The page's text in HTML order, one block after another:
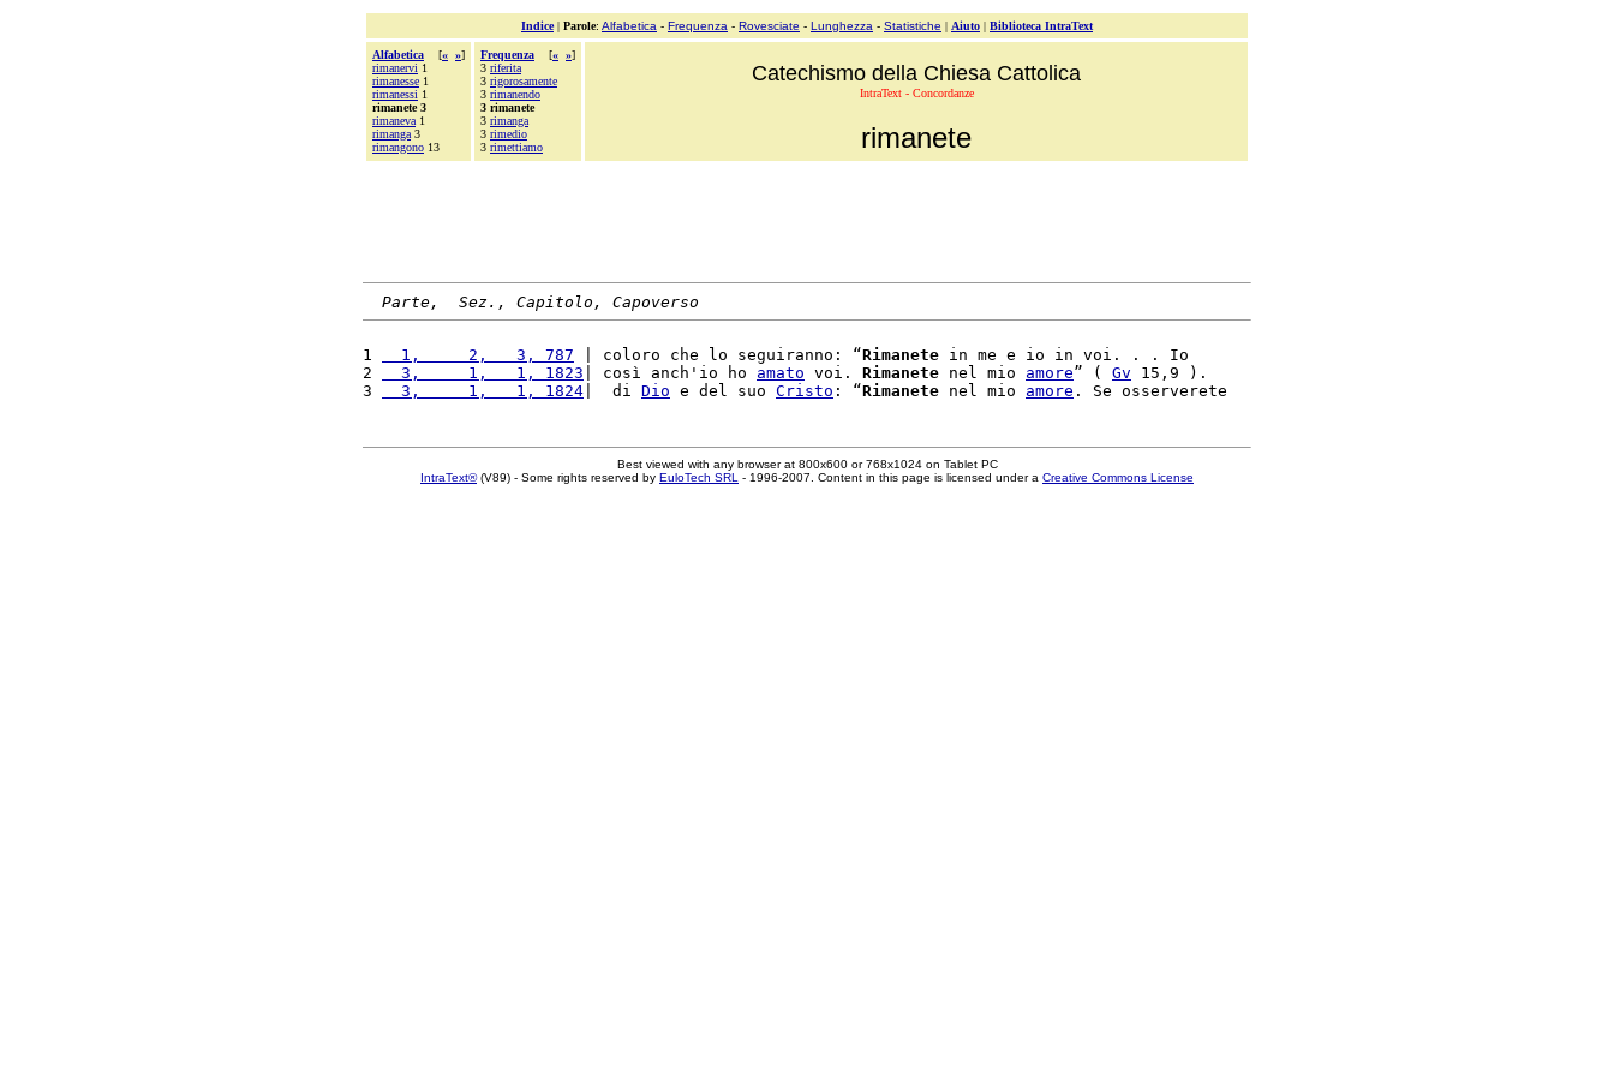
Indice| Parole: Alfabetica - Frequenza - Rovesciate - Lunghezza - Statistiche | Aiuto | Biblioteca IntraText
Alfabetica [« »]
rimanervi 1
rimanesse 1
rimanessi 1
rimanete 3
rimaneva 1
rimanga 3
rimangono 13
Frequenza [« »]
3 riferita
3 rigorosamente
3 rimanendo
3 rimanete
3 rimanga
3 rimedio
3 rimettiamo
Catechismo della Chiesa Cattolica
IntraText - Concordanze
rimanete
Parte,  Sez., Capitolo, Capoverso
1
  1,     2,   3, 787
| coloro che lo seguiranno: “Rimanete in me e io in voi. . . Io
2
  3,     1,   1, 1823
| così anch'io ho amato voi. Rimanete nel mio amore” ( Gv 15,9 ).
3
  3,     1,   1, 1824
|  di Dio e del suo Cristo : “Rimanete nel mio amore
Best viewed with any browser at 800x600 or 768x1024 on Tablet PC
IntraText®(V89) - Some rights reserved by EuloTech SRL - 1996-2007. Content in this page is licensed under a Creative Commons License